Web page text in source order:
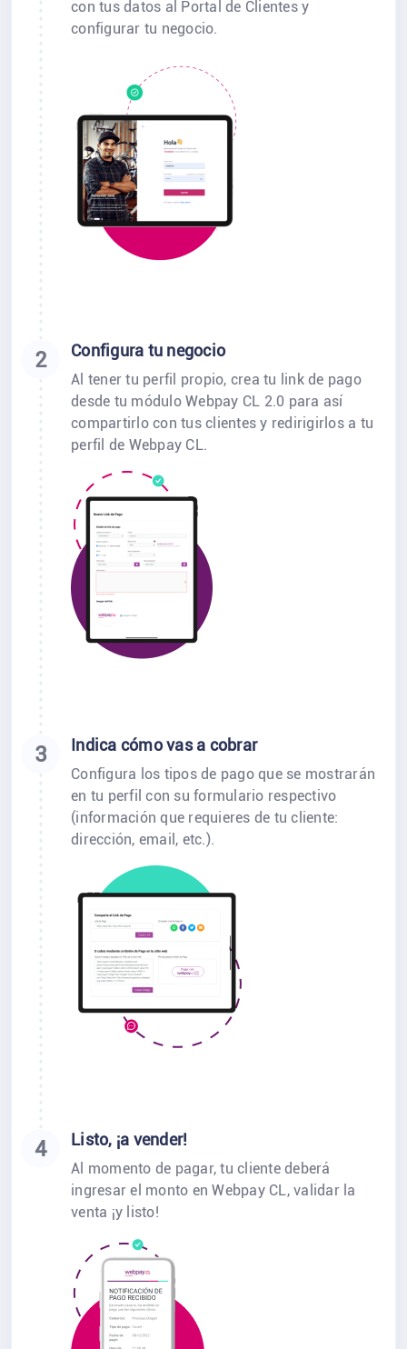
con tus datos al Portal de Clientes y
configurar tu negocio.
2 Configura tu negocio
Al tener tu perfil propio, crea tu link de pago
desde tu módulo Webpay CL 2.0 para así
compartirlo con tus clientes y redirigirlos a tu
perfil de Webpay CL.
3 Indica cómo vas a cobrar
Configura los tipos de pago que se mostrarán
en tu perfil con su formulario respectivo
(información que requieres de tu cliente:
dirección, email, etc.).
4 Listo, ¡a vender!
Al momento de pagar, tu cliente deberá
ingresar el monto en Webpay CL, validar la
venta ¡y listo!